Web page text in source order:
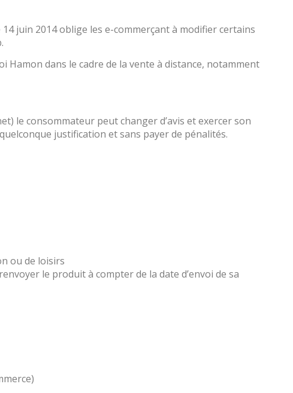
juin 2014 oblige les e-commerçant à modifier certains
Hamon dans le cadre de la vente à distance, notamment
le consommateur peut changer d’avis et exercer son
justification et sans payer de pénalités.
ou de loisirs
le produit à compter de la date d’envoi de sa